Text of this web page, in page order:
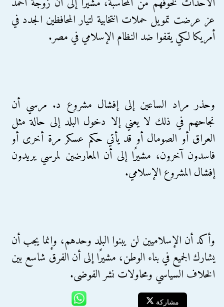
عز عرضت تمويل حملات انتخابية لتيار المحافظين الجدد في
أمريكا لكي يقفوا ضد النظام الإسلامي في مصر.
وحذر مراد الساعين إلى إفشال مشروع د. مرسي أن
نجاحهم في ذلك لا يعني إلا دخول البلد إلى حالة مثل
العراق أو الصومال أو قد يأتي حكم عسكر مرة أخرى أو
فاسدون آخرون، مشيرًا إلى أن المعارضين لمرسي يريدون
إفشال المشروع الإسلامي.
وأكد أن الإسلاميين لن يبنوا البلد وحدهم، وإنما يجب أن
يشارك الجميع في بناء الوطن، مشيرًا إلى أن الفرق شاسع بين
الخلاف السياسي ومحاولات نشر الفوضى.
مشاركة